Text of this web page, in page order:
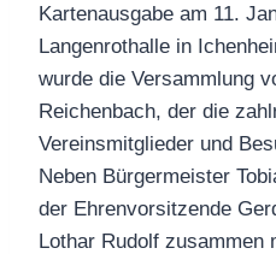
Kartenausgabe am 11.
Langenrothalle in
wurde die Versammlung
Reichenbach, der die
Vereinsmitglieder und
Neben Bürgermeister
der Ehrenvorsitzende
Lothar Rudolf zusammen